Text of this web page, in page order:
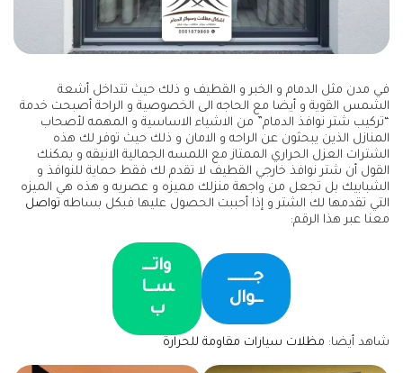
في مدن مثل الدمام و الخبر و القطيف و ذلك حيث تتداخل أشعة
الشمس القوية و أيضا مع الحاجه الى الخصوصية و الراحة أصبحت خدمة
“تركيب شتر نوافذ الدمام” من الاشياء الاساسية و المهمه لأصحاب
المنازل الذين يبحثون عن الراحه و الامان و ذلك حيث توفر لك هذه
الشترات العزل الحراري الممتاز مع اللمسه الجمالية الانيقه و يمكنك
القول أن شتر نوافذ خارجي القطيف لا تقدم لك فقط حماية للنوافذ و
الشبابيك بل تجعل من واجهة منزلك مميزه و عصريه و هذه هي الميزه
التي تقدمها لك الشتر و إذا أحببت الحصول عليها فبكل بساطه تواصل
معنا عبر هذا الرقم:
جـــــــ
ــوال
واتـــ
ســا
ب
شاهد أيضا: مظلات سيارات مقاومة للحرارة